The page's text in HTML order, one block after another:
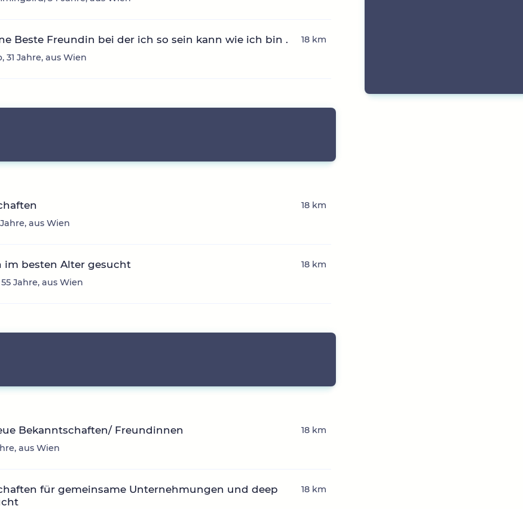
Beste Freundin bei der ich so sein kann wie ich bin .
31 Jahre, aus Wien
18 km
aus Wien
18 km
im besten Alter gesucht
Jahre, aus Wien
18 km
Bekanntschaften/ Freundinnen
aus Wien
18 km
für gemeinsame Unternehmungen und deep
18 km